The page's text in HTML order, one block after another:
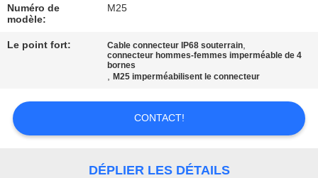
PLAN
DU
PRIVACY
POLICY
Numéro de
modèle:
M25
Le point fort: Cable connecteur IP68 souterrain,
connecteur hommes-femmes imperméable de 4
bornes
,M25 imperméabilisent le connecteur
CONTACT!
DÉPLIER LES DÉTAILS